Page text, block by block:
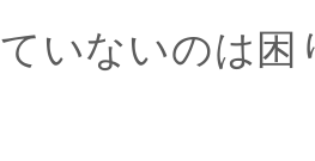
ていないのは困